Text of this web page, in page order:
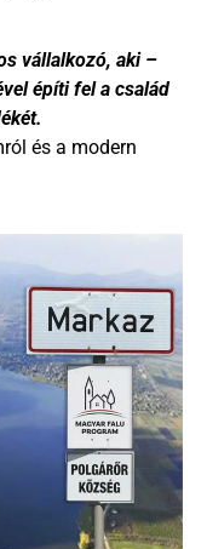
vállalkozó, aki –
építi fel a család
és a modern